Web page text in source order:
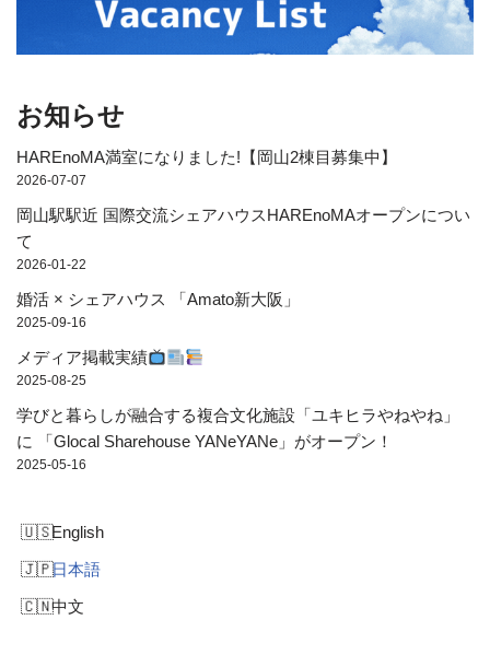
お知らせ
HAREnoMA満室になりました!【岡山2棟目募集中】
2026-07-07
岡山駅駅近 国際交流シェアハウスHAREnoMAオープンについ
て
2026-01-22
婚活 × シェアハウス 「Amato新大阪」
2025-09-16
メディア掲載実績
2025-08-25
学びと暮らしが融合する複合文化施設「ユキヒラやねやね」
に 「Glocal Sharehouse YANeYANe」がオープン！
2025-05-16
English
日本語
中文